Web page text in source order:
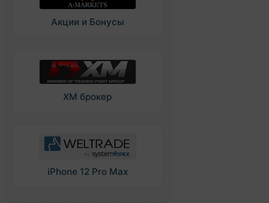
Акции и Бонусы
XM брокер
iPhone 12 Pro Max